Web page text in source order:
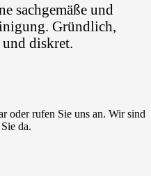
sachgemäße und
Gründlich,
diskret.
oder rufen Sie uns an. Wir sind
da.